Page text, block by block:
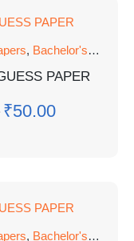
, Bachelor's Programmes
PAPER
₹50.00
, Bachelor's Programmes